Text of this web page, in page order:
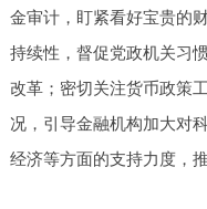
金审计，盯紧看好宝贵的
持续性，督促党政机关习
改革；密切关注货币政策
况，引导金融机构加大对
经济等方面的支持力度，